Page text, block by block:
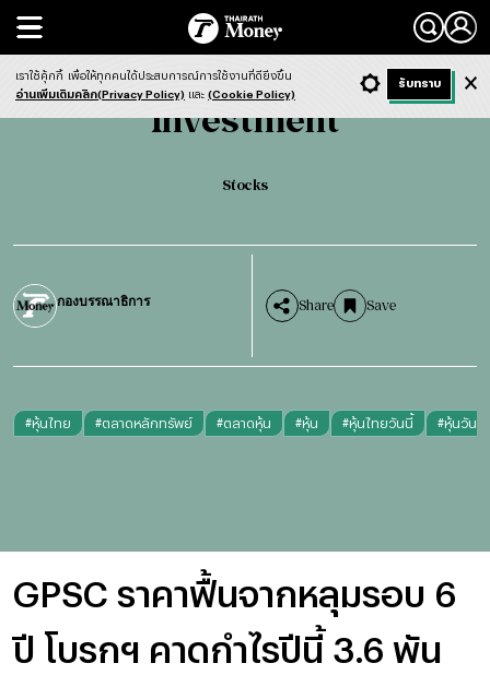
Search
Investment Stocks
Investment
Stocks
กองบรรณาธิการ Share Save
#หุ้นไทย #ตลาดหลักทรัพย์ #ตลาดหุ้น #หุ้น #หุ้นไทยวันนี้ #หุ้นวันนี้
GPSC ราคาฟื้นจากหลุมรอบ 6
ปี โบรกฯ คาดกำไรปีนี้ 3.6 พัน
- ก + ก Dark ฟังข่าว
เราใช้คุ้กกี้ เพื่อให้ทุกคนได้ประสบการณ์การใช้งานที่ดียิ่งขึ้น
อ่านเพิ่มเติมคลิก(Privacy Policy) และ (Cookie Policy)
รับทราบ